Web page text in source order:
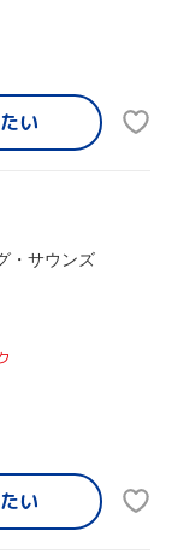
い
・サウンズ
い